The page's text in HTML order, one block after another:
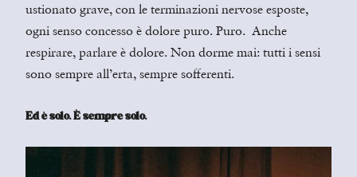
ustionato grave, con le terminazioni nervose esposte,
ogni senso concesso è dolore puro. Puro. Anche
respirare, parlare è dolore. Non dorme mai: tutti i sensi
sono sempre all’erta, sempre sofferenti.
Ed è solo. È sempre solo.